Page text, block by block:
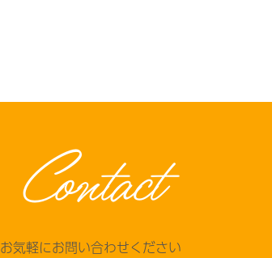
Contact
お気軽にお問い合わせください